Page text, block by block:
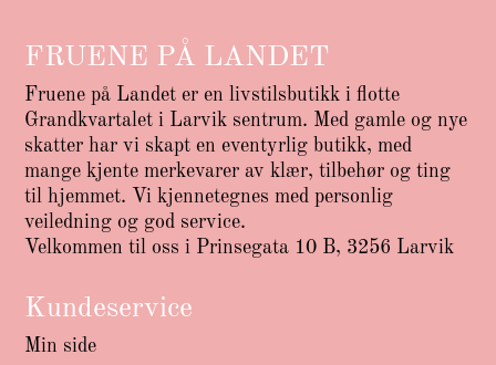
FRUENE PÅ LANDET
Fruene på Landet er en livstilsbutikk i flotte
Grandkvartalet i Larvik sentrum. Med gamle og nye
skatter har vi skapt en eventyrlig butikk, med
mange kjente merkevarer av klær, tilbehør og ting
til hjemmet. Vi kjennetegnes med personlig
veiledning og god service.
Velkommen til oss i Prinsegata 10 B, 3256 Larvik
Kundeservice
Min side